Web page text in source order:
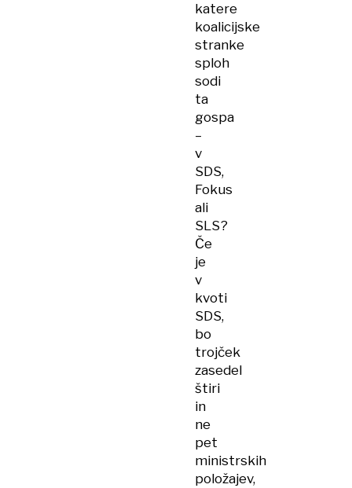
katere
koalicijske
stranke
sploh
sodi
ta
gospa
–
v
SDS,
Fokus
ali
SLS?
Če
je
v
kvoti
SDS,
bo
trojček
zasedel
štiri
in
ne
pet
ministrskih
položajev,